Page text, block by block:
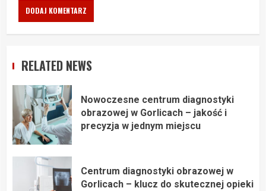
RELATED NEWS
Nowoczesne centrum diagnostyki
obrazowej w Gorlicach – jakość i
precyzja w jednym miejscu
Centrum diagnostyki obrazowej w
Gorlicach – klucz do skutecznej opieki